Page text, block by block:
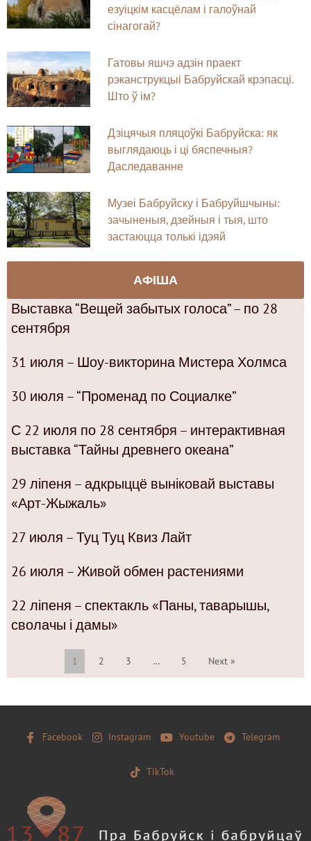
езуіцкім касцёлам і галоўнай
сінагогай?
Гатовы яшчэ адзін праект
рэканструкцыі Бабруйскай крэпасці.
Што ў ім?
Дзіцячыя пляцоўкі Бабруйска: як
выглядаюць і ці бяспечныя?
Даследаванне
Музеі Бабруйску і Бабруйшчыны:
зачыненыя, дзейныя і тыя, што
застаюцца толькі ідэяй
АФІША
Выставка “Вещей забытых голоса” – по 28
сентября
31 июля – Шоу-викторина Мистера Холмса
30 июля – “Променад по Социалке”
С 22 июля по 28 сентября – интерактивная
выставка “Тайны древнего океана”
29 ліпеня – адкрыццё выніковай выставы
«Арт-Жыжаль»
27 июля – Туц Туц Квиз Лайт
26 июля – Живой обмен растениями
22 ліпеня – спектакль «Паны, таварышы,
сволачы і дамы»
1 2 3 … 5 Next »
Facebook Instagram Youtube Telegram
TikTok